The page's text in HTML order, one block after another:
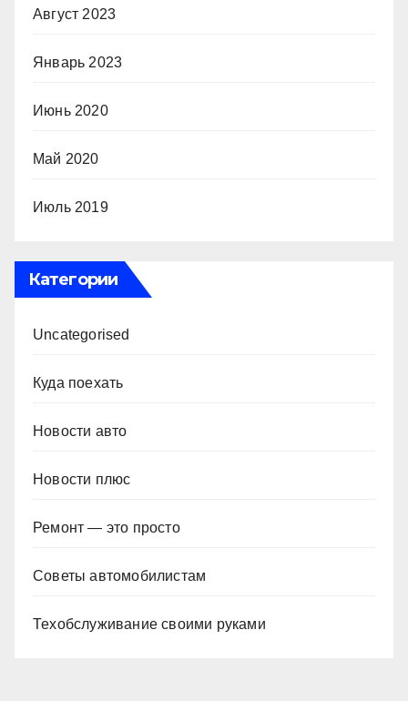
Август 2023
Январь 2023
Июнь 2020
Май 2020
Июль 2019
Категории
Uncategorised
Куда поехать
Новости авто
Новости плюс
Ремонт — это просто
Советы автомобилистам
Техобслуживание своими руками